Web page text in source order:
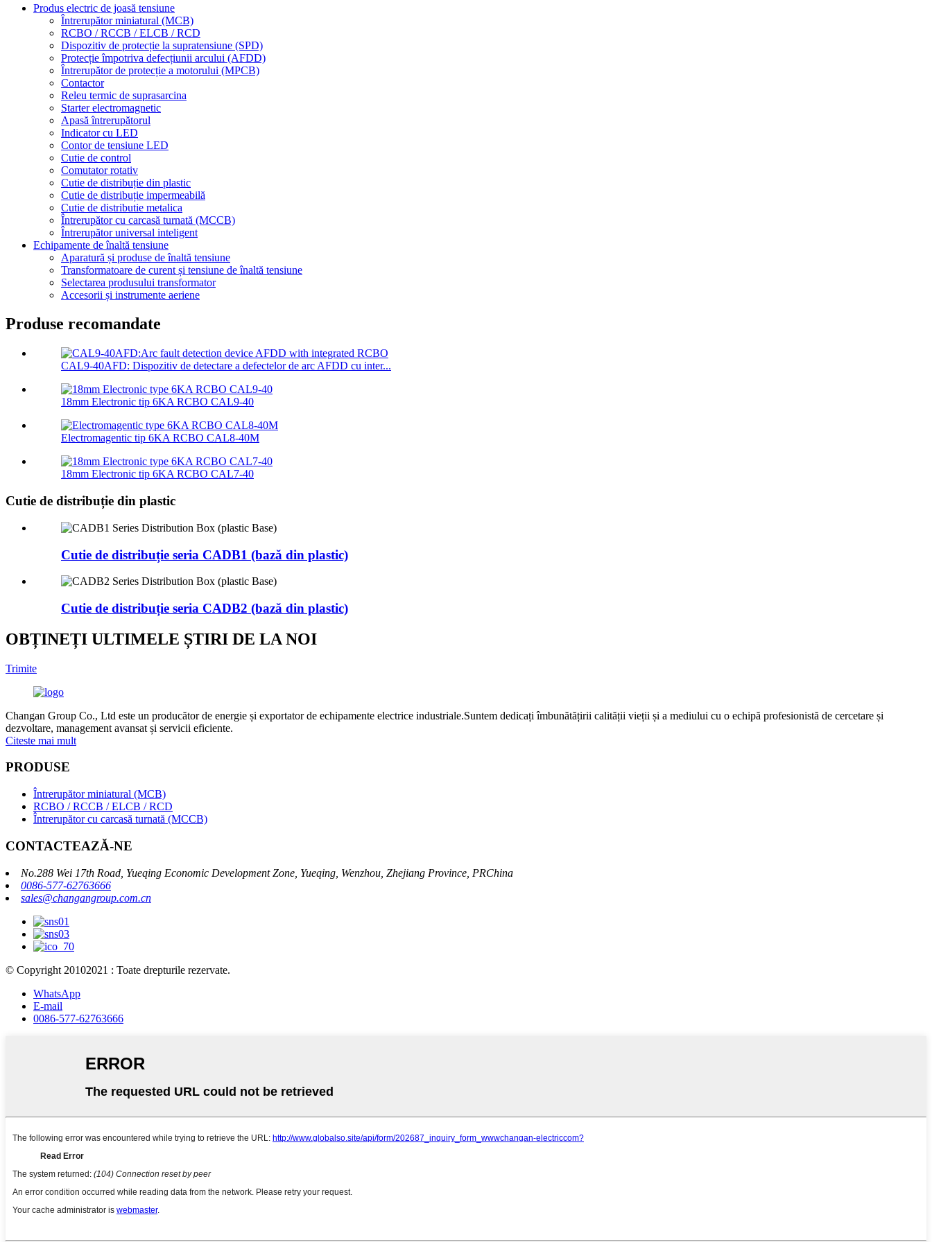
Produs electric de joasă tensiune
Întrerupător miniatural (MCB)
RCBO / RCCB / ELCB / RCD
Dispozitiv de protecție la supratensiune (SPD)
Protecție împotriva defecțiunii arcului (AFDD)
Întrerupător de protecție a motorului (MPCB)
Contactor
Releu termic de suprasarcina
Starter electromagnetic
Apasă întrerupătorul
Indicator cu LED
Contor de tensiune LED
Cutie de control
Comutator rotativ
Cutie de distribuție din plastic
Cutie de distribuție impermeabilă
Cutie de distributie metalica
Întrerupător cu carcasă turnată (MCCB)
Întrerupător universal inteligent
Echipamente de înaltă tensiune
Aparatură și produse de înaltă tensiune
Transformatoare de curent și tensiune de înaltă tensiune
Selectarea produsului transformator
Accesorii și instrumente aeriene
Produse recomandate
CAL9-40AFD: Dispozitiv de detectare a defectelor de arc AFDD cu inter...
18mm Electronic tip 6KA RCBO CAL9-40
Electromagentic tip 6KA RCBO CAL8-40M
18mm Electronic tip 6KA RCBO CAL7-40
Cutie de distribuție din plastic
Cutie de distribuție seria CADB1 (bază din plastic)
Cutie de distribuție seria CADB2 (bază din plastic)
OBȚINEȚI ULTIMELE ȘTIRI DE LA NOI
Trimite
Changan Group Co., Ltd este un producător de energie și exportator de echipamente electrice industriale.Suntem dedicați îmbunătățirii calității vieții și a mediului cu o echipă profesionistă de cercetare și
dezvoltare, management avansat și servicii eficiente.
Citeste mai mult
PRODUSE
Întrerupător miniatural (MCB)
RCBO / RCCB / ELCB / RCD
Întrerupător cu carcasă turnată (MCCB)
CONTACTEAZĂ-NE
No.288 Wei 17th Road, Yueqing Economic Development Zone, Yueqing, Wenzhou, Zhejiang Province, PRChina
0086-577-62763666
sales@changangroup.com.cn
© Copyright 20102021 : Toate drepturile rezervate.
WhatsApp
E-mail
0086-577-62763666